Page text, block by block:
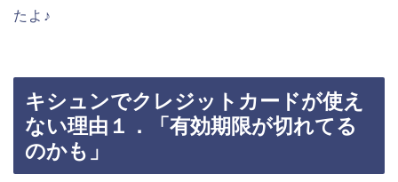
たよ♪
キシュンでクレジットカードが使え
ない理由１．「有効期限が切れてる
のかも」